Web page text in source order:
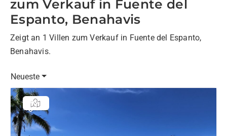
zum Verkauf in Fuente del
Espanto, Benahavis
Zeigt an 1 Villen zum Verkauf in Fuente del Espanto,
Benahavis.
Neueste